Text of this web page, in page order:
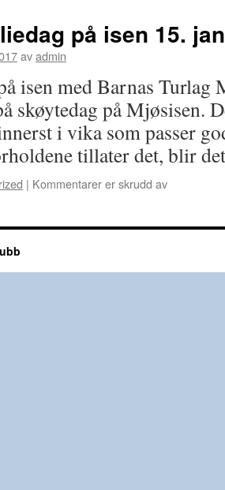
36
km
på isen 15.
avadmin
isen med Barnas
skøytedag på Mjøsisen.
i vika som passer
tillater det, blir
| Kommentarer er skrudd avfor
på
januar